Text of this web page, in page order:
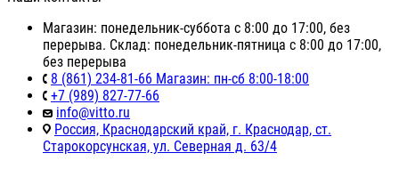
Магазин: понедельник-суббота с 8:00 до 17:00, без
перерыва. Склад: понедельник-пятница с 8:00 до 17:00,
без перерыва
8 (861) 234-81-66 Магазин: пн-сб 8:00-18:00
+7 (989) 827-77-66
info@vitto.ru
Россия, Краснодарский край, г. Краснодар, ст.
Старокорсунская, ул. Северная д. 63/4